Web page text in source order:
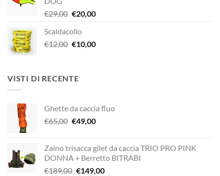
€189,00.
€29,00 Il
originale
era:
€20,00Il
è:
Scaldacollo
€12,00 Il
era:
€12,00.
€10,00Il
VISTI DI RECENTE
Ghette da caccia fluo
€65,00 Il
era:
€65,00.
€49,00Il
è:
€49,00.
Zaino trisacca gilet da caccia TRIO PRO PINK
DONNA + Berretto BITRABI
€189,00 Il
€149,00Il